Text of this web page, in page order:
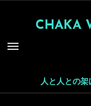
CHAKA
人と人との架